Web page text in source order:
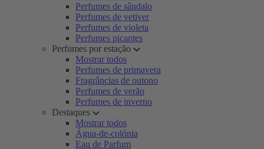
Perfumes de sândalo
Perfumes de vetiver
Perfumes de violeta
Perfumes picantes
Perfumes por estação
Mostrar todos
Perfumes de primavera
Fragrâncias de outono
Perfumes de verão
Perfumes de inverno
Destaques
Mostrar todos
Água-de-colónia
Eau de Parfum